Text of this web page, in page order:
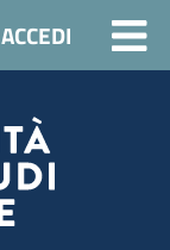
principale
ACCEDI